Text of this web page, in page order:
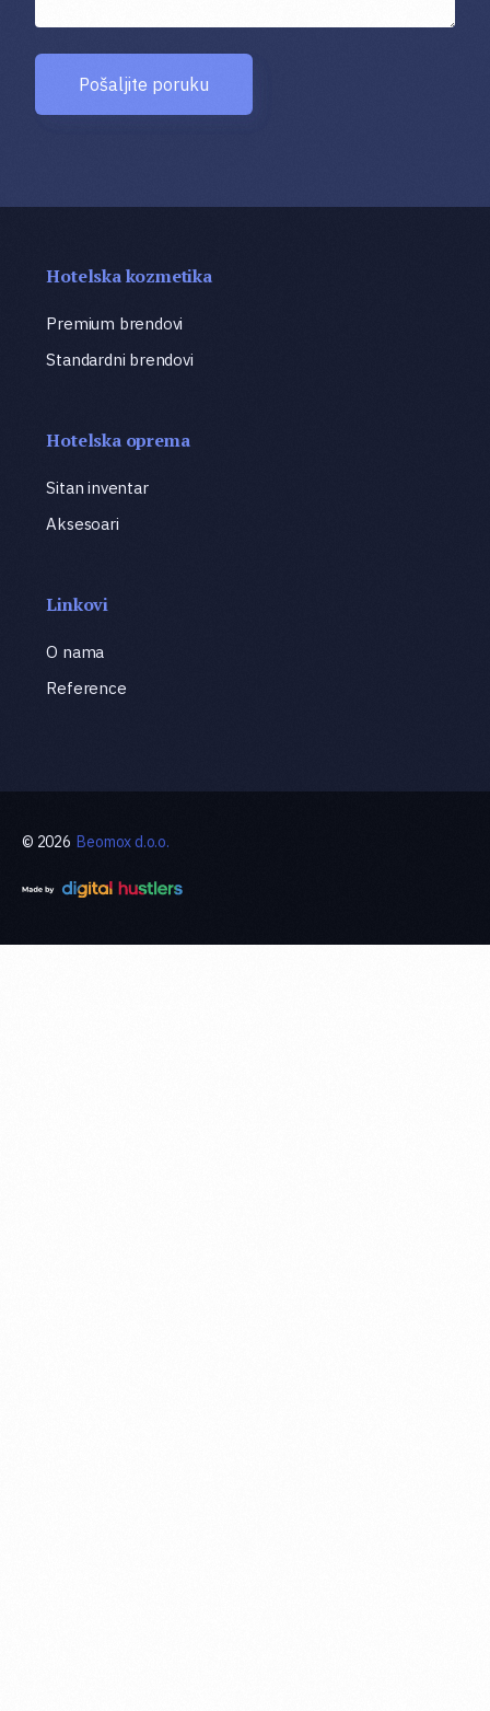
Pošaljite poruku
Hotelska kozmetika
Premium brendovi
Standardni brendovi
Hotelska oprema
Sitan inventar
Aksesoari
Linkovi
O nama
Reference
© 2026Beomox d.o.o.